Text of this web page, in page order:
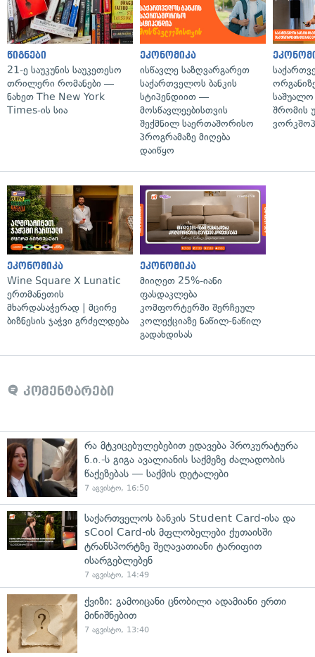
წიგნები
21-ე საუკუნის საუკეთესო
თრილერი რომანები —
ნახეთ The New York
Times-ის სია
ეკონომიკა
ისწავლე საზღვარგარეთ
საქართველოს ბანკის
სტიპენდიით —
მოსწავლეებისთვის
შექმნილ საერთაშორისო
პროგრამაზე მიღება
დაიწყო
საშუალო
შრომის
ეკონომიკა
Wine Square X Lunatic
ერთმანეთის
მხარდასაჭერად | მცირე
ბიზნესის ჯაჭვი გრძელდება
ეკონომიკა
მიიღეთ 25%-იანი
ფასდაკლება
კომფორტერში შერჩეულ
კოლექციაზე ნაწილ-ნაწილ
გადახდისას
კომენტარები
რა მტკიცებულებებით ედავება პროკურატურა
ნ.ი.-ს გიგა ავალიანის საქმეზე ძალადობის
წაქეზებას — საქმის დეტალები
7 აგვისტო, 16:50
საქართველოს ბანკის Student Card-ისა და
sCool Card-ის მფლობელები ქუთაისში
ტრანსპორტზე შეღავათიანი ტარიფით
ისარგებლებენ
7 აგვისტო, 14:49
ქვიზი: გამოიცანი ცნობილი ადამიანი ერთი
მინიშნებით
7 აგვისტო, 13:40